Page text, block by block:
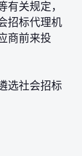
有关规定，
招标代理机
商前来投
选社会招标